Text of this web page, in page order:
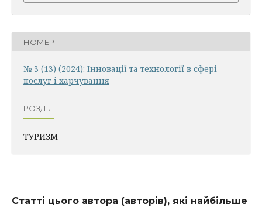
НОМЕР
№ 3 (13) (2024): Інновації та технології в сфері
послуг і харчування
РОЗДІЛ
ТУРИЗМ
Статті цього автора (авторів), які найбільше